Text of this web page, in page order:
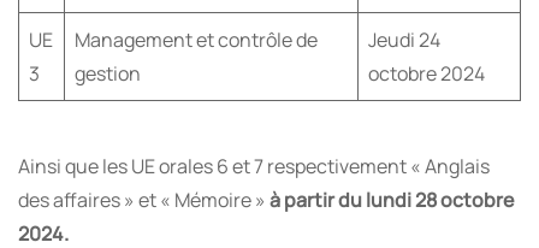
UE
3
Management et contrôle de
gestion
Jeudi 24
octobre 2024
Ainsi que les UE orales 6 et 7 respectivement « Anglais
des affaires » et « Mémoire » à partir du lundi 28 octobre
2024.